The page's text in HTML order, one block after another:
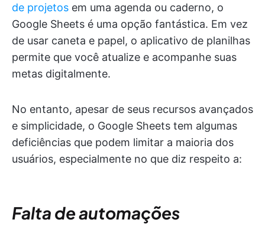
de projetos em uma agenda ou caderno, o
Google Sheets é uma opção fantástica. Em vez
de usar caneta e papel, o aplicativo de planilhas
permite que você atualize e acompanhe suas
metas digitalmente.
No entanto, apesar de seus recursos avançados
e simplicidade, o Google Sheets tem algumas
deficiências que podem limitar a maioria dos
usuários, especialmente no que diz respeito a:
Falta de automações